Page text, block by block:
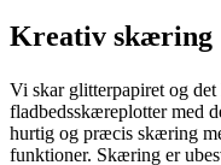
Kreativ skæring
Vi skar glitterpapiret og
fladbedsskæreplotter med
hurtig og præcis skæring
funktioner. Skæring er